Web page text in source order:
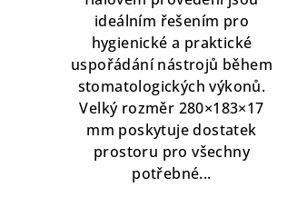
ideálním řešením pro
hygienické a praktické
uspořádání nástrojů během
stomatologických výkonů.
Velký rozměr 280×183×17
mm poskytuje dostatek
prostoru pro všechny
potřebné...